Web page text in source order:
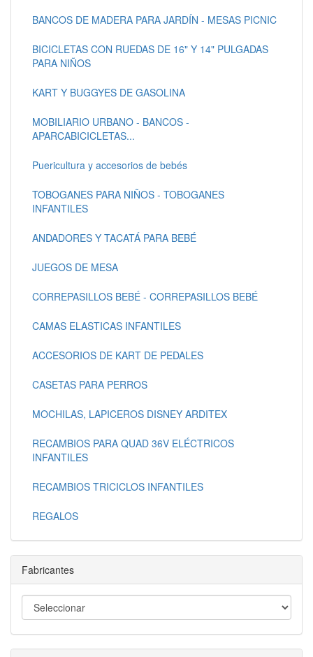
BANCOS DE MADERA PARA JARDÍN - MESAS PICNIC
BICICLETAS CON RUEDAS DE 16" Y 14" PULGADAS
PARA NIÑOS
KART Y BUGGYES DE GASOLINA
MOBILIARIO URBANO - BANCOS -
APARCABICICLETAS...
Puericultura y accesorios de bebés
TOBOGANES PARA NIÑOS - TOBOGANES
INFANTILES
ANDADORES Y TACATÁ PARA BEBÉ
JUEGOS DE MESA
CORREPASILLOS BEBÉ - CORREPASILLOS BEBÉ
CAMAS ELASTICAS INFANTILES
ACCESORIOS DE KART DE PEDALES
CASETAS PARA PERROS
MOCHILAS, LAPICEROS DISNEY ARDITEX
RECAMBIOS PARA QUAD 36V ELÉCTRICOS
INFANTILES
RECAMBIOS TRICICLOS INFANTILES
REGALOS
Fabricantes